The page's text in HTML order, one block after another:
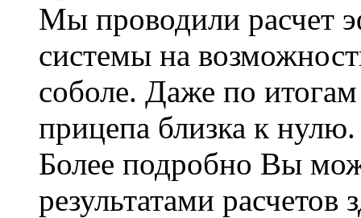
Мы проводили расчет
системы на
соболе. Даже по
прицепа близка к нулю.
Более подробно Вы
результатами